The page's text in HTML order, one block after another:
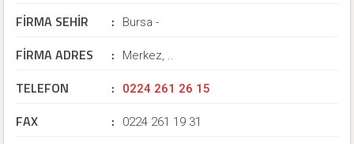
FİRMA SEHİR : Bursa -
FİRMA ADRES : Merkez, ..
TELEFON : 0224 261 26 15
FAX : 0224 261 19 31